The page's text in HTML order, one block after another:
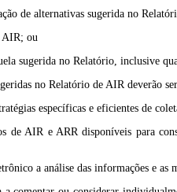
de alternativas sugerida no
AIR; ou
sugerida no Relatório, inclusive
no Relatório de AIR deverão
específicas e eficientes de
de AIR e ARR disponíveis para
a análise das informações e as